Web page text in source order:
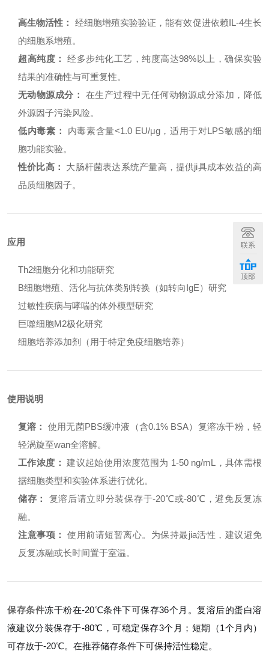
高生物活性：
经细胞增殖实验验证，能有效促进依赖IL-4生长
的细胞系增殖。
超高纯度：
经多步纯化工艺，纯度高达98%以上，确保实验
结果的准确性与可重复性。
无动物源成分：
在生产过程中无任何动物源成分添加，降低
外源因子污染风险。
低内毒素：
内毒素含量<1.0 EU/μg，适用于对LPS敏感的细
胞功能实验。
性价比高：
大肠杆菌表达系统产量高，提供ji具成本效益的高
品质细胞因子。
应用
Th2细胞分化和功能研究
B细胞增殖、活化与抗体类别转换（如转向IgE）研究
过敏性疾病与哮喘的体外模型研究
巨噬细胞M2极化研究
细胞培养添加剂（用于特定免疫细胞培养）
使用说明
复溶：
使用无菌PBS缓冲液（含0.1% BSA）复溶冻干粉，轻
轻涡旋至wan全溶解。
工作浓度： 建议起始使用浓度范围为 1-50 ng/mL，具体需根
据细胞类型和实验体系进行优化。
储存：
复溶后请立即分装保存于-20℃或-80℃，避免反复冻
融。
注意事项：
使用前请短暂离心。为保持最jia活性，建议避免
反复冻融或长时间置于室温。
保存条件冻干粉在-20℃条件下可保存36个月。复溶后的蛋白溶
液建议分装保存于-80℃，可稳定保存3个月；短期（1个月内）
可存放于-20℃。在推荐储存条件下可保持活性稳定。
联系
顶部